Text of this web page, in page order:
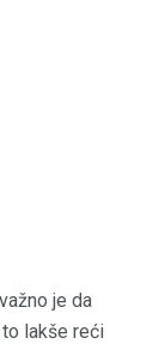
je da
lakše reći